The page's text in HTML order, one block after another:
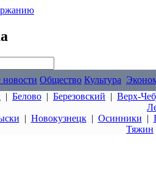
новости Общество Культура
| Белово | Березовский | Верх-
| Новокузнецк| Осинники |
Тяжин